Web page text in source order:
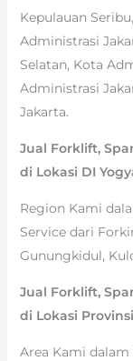
Kepulauan
Administrasi
Selatan, Kota
Administrasi
Jakarta.
Jual Forklift,
di Lokasi DI
Region Kami
Service dari
Gunungkidul,
Jual Forklift,
di Lokasi
Area Kami